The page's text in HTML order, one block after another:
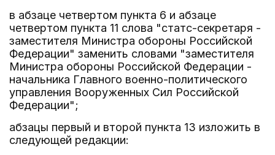
в абзаце четвертом пункта 6 и абзаце
четвертом пункта 11 слова "статс-секретаря -
заместителя Министра обороны Российской
Федерации" заменить словами "заместителя
Министра обороны Российской Федерации -
начальника Главного военно-политического
управления Вооруженных Сил Российской
Федерации";
абзацы первый и второй пункта 13 изложить в
следующей редакции: